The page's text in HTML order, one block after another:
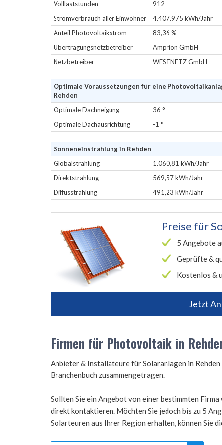
Volllaststunden
912
Stromverbrauch aller Einwohner
4.407.975 kWh/Jahr
Anteil Photovoltaikstrom
83,36 %
Übertragungsnetzbetreiber
Amprion GmbH
Netzbetreiber
WESTNETZ GmbH
Optimale Voraussetzungen für eine
Rehden
Optimale Dachneigung
36 °
Optimale Dachausrichtung
-1 °
Sonneneinstrahlung in Rehden
Globalstrahlung
1.060,81 kWh/Jahr
Direktstrahlung
569,57 kWh/Jahr
Diffusstrahlung
491,23 kWh/Jahr
Preise für
5 Angebote
Geprüfte &
Kostenlos &
Jetzt
Firmen für Photovoltaik in
Anbieter & Installateure für Solaranlagen in Rehden
Branchenbuch zusammengetragen.
Sollten Sie ein Angebot von einer bestimmten Firma
direkt kontaktieren. Möchten Sie jedoch bis zu 5
Solarteuren aus Ihrer Region erhalten, können Sie